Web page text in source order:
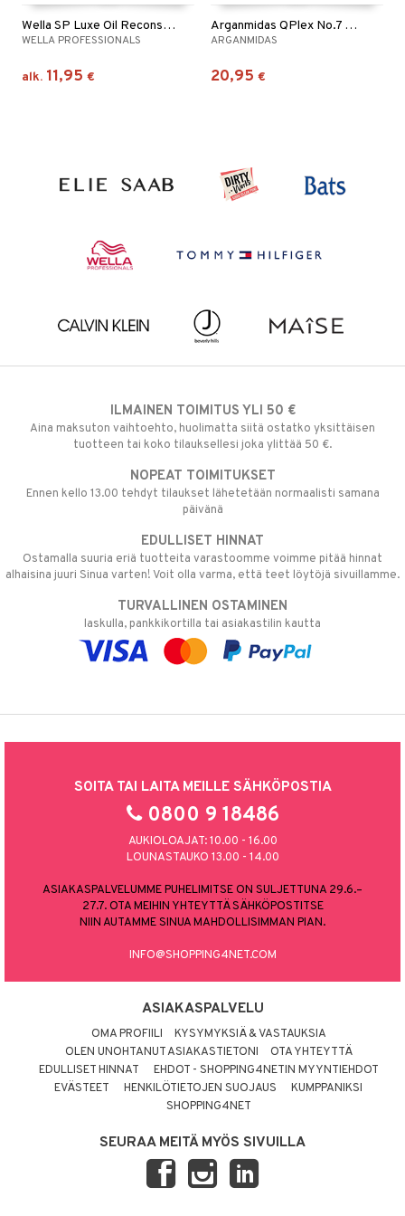
Wella SP Luxe Oil Reconstructive Elixir
WELLA PROFESSIONALS
alk. 11,95 €
Arganmidas QPlex No.7 Bond Repair Oil
ARGANMIDAS
20,95 €
ILMAINEN TOIMITUS YLI 50 €
Aina maksuton vaihtoehto, huolimatta siitä ostatko yksittäisen
tuotteen tai koko tilauksellesi joka ylittää 50 €.
NOPEAT TOIMITUKSET
Ennen kello 13.00 tehdyt tilaukset lähetetään normaalisti samana
päivänä
EDULLISET HINNAT
Ostamalla suuria eriä tuotteita varastoomme voimme pitää hinnat
alhaisina juuri Sinua varten! Voit olla varma, että teet löytöjä sivuillamme.
TURVALLINEN OSTAMINEN
laskulla, pankkikortilla tai asiakastilin kautta
SOITA TAI LAITA MEILLE SÄHKÖPOSTIA
0800 9 18486
AUKIOLOAJAT: 10.00 - 16.00
LOUNASTAUKO 13.00 - 14.00
ASIAKASPALVELUMME PUHELIMITSE ON SULJETTUNA 29.6.–
27.7. OTA MEIHIN YHTEYTTÄ SÄHKÖPOSTITSE
NIIN AUTAMME SINUA MAHDOLLISIMMAN PIAN.
INFO@SHOPPING4NET.COM
ASIAKASPALVELU
OMA PROFIILI
KYSYMYKSIÄ & VASTAUKSIA
OLEN UNOHTANUT ASIAKASTIETONI
OTA YHTEYTTÄ
EDULLISET HINNAT
EHDOT - SHOPPING4NETIN MYYNTIEHDOT
EVÄSTEET
HENKILÖTIETOJEN SUOJAUS
KUMPPANIKSI
SHOPPING4NET
SEURAA MEITÄ MYÖS SIVUILLA